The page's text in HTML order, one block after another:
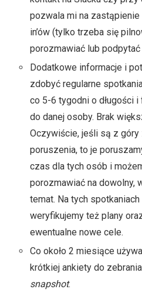
pozwala mi na
in’ów (tylko trzeba się
porozmawiać lub
Dodatkowe informacje i
zdobyć regularne
co 5-6 tygodni o długości
do danej osoby. Brak
Oczywiście, jeśli są z góry
poruszenia, to je
czas dla tych osób i
porozmawiać na dowolny,
temat. Na tych
weryfikujemy też plany
ewentualne nowe cele.
Co około 2 miesiące
krótkiej ankiety do zebrania
snapshot.